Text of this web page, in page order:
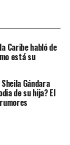
Caribe habló de
está su
Gándara
de su hija? El